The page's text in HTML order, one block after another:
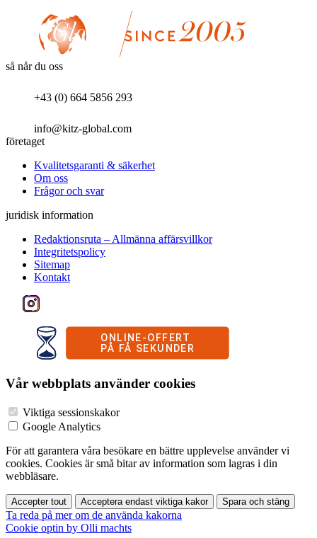
så når du oss
+43 (0) 664 5856 293
info@kitz-global.com
företaget
Kvalitetsgaranti & säkerhet
Om oss
Frågor och svar
juridisk information
Redaktionsruta – Allmänna affärsvillkor
Integritetspolicy
Sitemap
Kontakt
Vår webbplats använder cookies
Viktiga sessionskakor
Google Analytics
För att garantera våra besökare en bättre upplevelse använder vi
cookies. Cookies är små bitar av information som lagras i din
webbläsare.
Accepter tout Acceptera endast viktiga kakor Spara och stäng
Ta reda på mer om de använda kakorna
Cookie optin by Olli machts